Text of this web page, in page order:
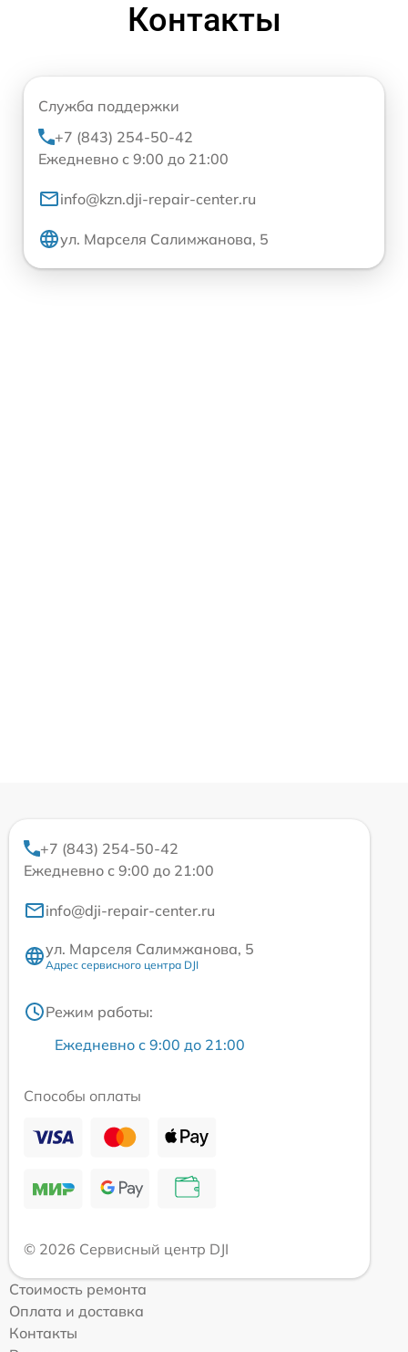
Контакты
Служба поддержки
+7 (843) 254-50-42
Ежедневно с 9:00 до 21:00
info@kzn.dji-repair-center.ru
ул. Марселя Салимжанова, 5
+7 (843) 254-50-42
Ежедневно с 9:00 до 21:00
info@dji-repair-center.ru
ул. Марселя Салимжанова, 5
Адрес сервисного центра DJI
Режим работы:
Ежедневно с 9:00 до 21:00
Способы оплаты
© 2026 Сервисный центр DJI
Стоимость ремонта
Оплата и доставка
Контакты